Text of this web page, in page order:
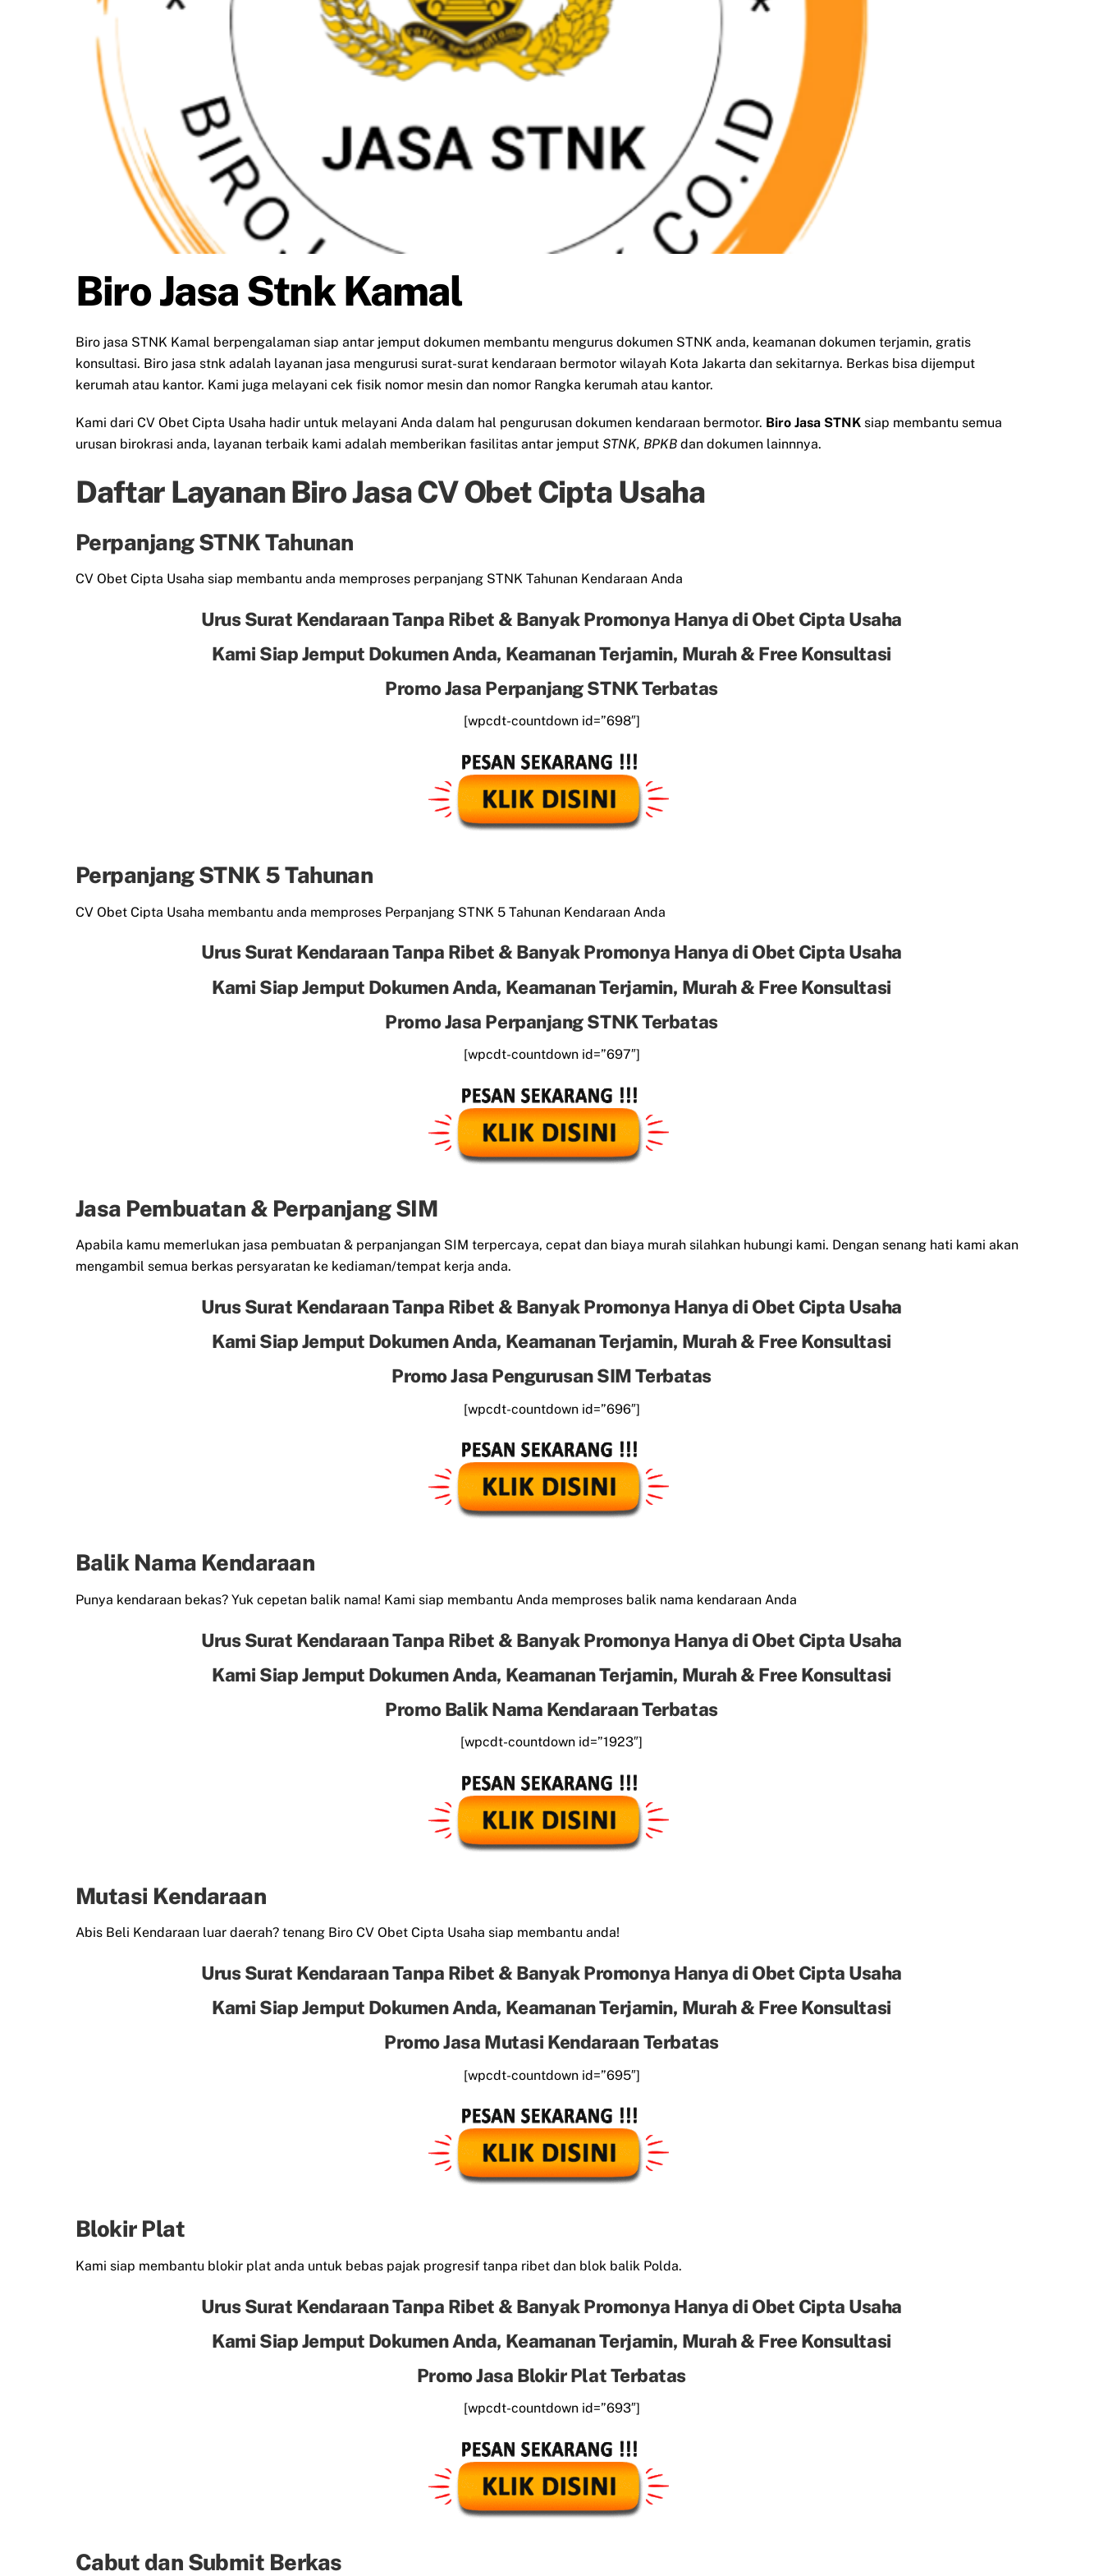
Biro Jasa Stnk Kamal
Biro jasa STNK Kamal berpengalaman siap antar jemput dokumen membantu mengurus dokumen STNK anda, keamanan dokumen terjamin, gratis
konsultasi. Biro jasa stnk adalah layanan jasa mengurusi surat-surat kendaraan bermotor wilayah Kota Jakarta dan sekitarnya. Berkas bisa dijemput
kerumah atau kantor. Kami juga melayani cek fisik nomor mesin dan nomor Rangka kerumah atau kantor.
Kami dari CV Obet Cipta Usaha hadir untuk melayani Anda dalam hal pengurusan dokumen kendaraan bermotor. Biro Jasa STNK siap membantu semua
urusan birokrasi anda, layanan terbaik kami adalah memberikan fasilitas antar jemput STNK, BPKB dan dokumen lainnnya.
Daftar Layanan Biro Jasa CV Obet Cipta Usaha
Perpanjang STNK Tahunan
CV Obet Cipta Usaha siap membantu anda memproses perpanjang STNK Tahunan Kendaraan Anda
Urus Surat Kendaraan Tanpa Ribet & Banyak Promonya Hanya di Obet Cipta Usaha
Kami Siap Jemput Dokumen Anda, Keamanan Terjamin, Murah & Free Konsultasi
Promo Jasa Perpanjang STNK Terbatas
[wpcdt-countdown id=”698″]
Perpanjang STNK 5 Tahunan
CV Obet Cipta Usaha membantu anda memproses Perpanjang STNK 5 Tahunan Kendaraan Anda
Urus Surat Kendaraan Tanpa Ribet & Banyak Promonya Hanya di Obet Cipta Usaha
Kami Siap Jemput Dokumen Anda, Keamanan Terjamin, Murah & Free Konsultasi
Promo Jasa Perpanjang STNK Terbatas
[wpcdt-countdown id=”697″]
Jasa Pembuatan & Perpanjang SIM
Apabila kamu memerlukan jasa pembuatan & perpanjangan SIM terpercaya, cepat dan biaya murah silahkan hubungi kami. Dengan senang hati kami akan
mengambil semua berkas persyaratan ke kediaman/tempat kerja anda.
Urus Surat Kendaraan Tanpa Ribet & Banyak Promonya Hanya di Obet Cipta Usaha
Kami Siap Jemput Dokumen Anda, Keamanan Terjamin, Murah & Free Konsultasi
Promo Jasa Pengurusan SIM Terbatas
[wpcdt-countdown id=”696″]
Balik Nama Kendaraan
Punya kendaraan bekas? Yuk cepetan balik nama! Kami siap membantu Anda memproses balik nama kendaraan Anda
Urus Surat Kendaraan Tanpa Ribet & Banyak Promonya Hanya di Obet Cipta Usaha
Kami Siap Jemput Dokumen Anda, Keamanan Terjamin, Murah & Free Konsultasi
Promo Balik Nama Kendaraan Terbatas
[wpcdt-countdown id=”1923″]
Mutasi Kendaraan
Abis Beli Kendaraan luar daerah? tenang Biro CV Obet Cipta Usaha siap membantu anda!
Urus Surat Kendaraan Tanpa Ribet & Banyak Promonya Hanya di Obet Cipta Usaha
Kami Siap Jemput Dokumen Anda, Keamanan Terjamin, Murah & Free Konsultasi
Promo Jasa Mutasi Kendaraan Terbatas
[wpcdt-countdown id=”695″]
Blokir Plat
Kami siap membantu blokir plat anda untuk bebas pajak progresif tanpa ribet dan blok balik Polda.
Urus Surat Kendaraan Tanpa Ribet & Banyak Promonya Hanya di Obet Cipta Usaha
Kami Siap Jemput Dokumen Anda, Keamanan Terjamin, Murah & Free Konsultasi
Promo Jasa Blokir Plat Terbatas
[wpcdt-countdown id=”693″]
Cabut dan Submit Berkas